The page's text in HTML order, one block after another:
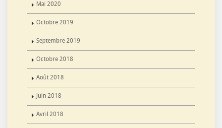
Mai 2020
Octobre 2019
Septembre 2019
Octobre 2018
Août 2018
Juin 2018
Avril 2018